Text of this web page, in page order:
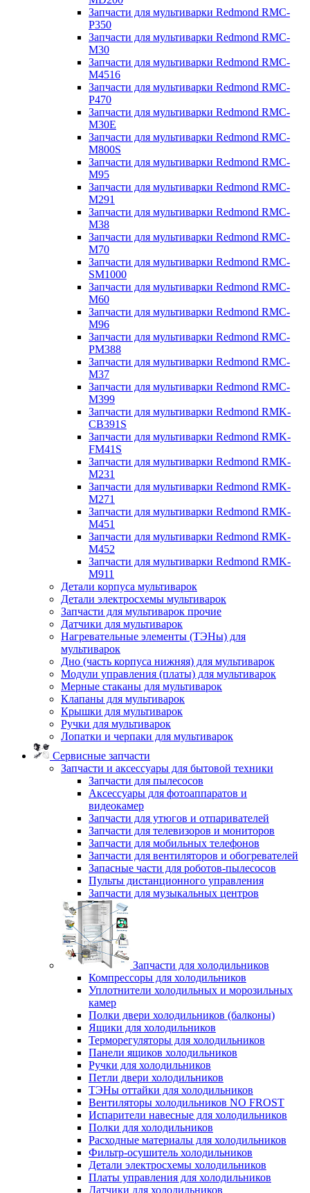
Запчасти для мультиварки Redmond RMC-
P350
Запчасти для мультиварки Redmond RMC-
M30
Запчасти для мультиварки Redmond RMC-
M4516
Запчасти для мультиварки Redmond RMC-
P470
Запчасти для мультиварки Redmond RMC-
M30E
Запчасти для мультиварки Redmond RMC-
M800S
Запчасти для мультиварки Redmond RMC-
M95
Запчасти для мультиварки Redmond RMC-
M291
Запчасти для мультиварки Redmond RMC-
M38
Запчасти для мультиварки Redmond RMC-
M70
Запчасти для мультиварки Redmond RMC-
SM1000
Запчасти для мультиварки Redmond RMC-
M60
Запчасти для мультиварки Redmond RMC-
M96
Запчасти для мультиварки Redmond RMC-
PM388
Запчасти для мультиварки Redmond RMC-
M37
Запчасти для мультиварки Redmond RMC-
M399
Запчасти для мультиварки Redmond RMK-
CB391S
Запчасти для мультиварки Redmond RMK-
FM41S
Запчасти для мультиварки Redmond RMK-
M231
Запчасти для мультиварки Redmond RMK-
M271
Запчасти для мультиварки Redmond RMK-
M451
Запчасти для мультиварки Redmond RMK-
M452
Запчасти для мультиварки Redmond RMK-
M911
Детали корпуса мультиварок
Детали электросхемы мультиварок
Запчасти для мультиварок прочие
Датчики для мультиварок
Нагревательные элементы (ТЭНы) для
мультиварок
Дно (часть корпуса нижняя) для мультиварок
Модули управления (платы) для мультиварок
Мерные стаканы для мультиварок
Клапаны для мультиварок
Крышки для мультиварок
Ручки для мультиварок
Лопатки и черпаки для мультиварок
Сервисные запчасти
Запчасти и аксессуары для бытовой техники
Запчасти для пылесосов
Аксессуары для фотоаппаратов и
видеокамер
Запчасти для утюгов и отпаривателей
Запчасти для телевизоров и мониторов
Запчасти для мобильных телефонов
Запчасти для вентиляторов и обогревателей
Запасные части для роботов-пылесосов
Пульты дистанционного управления
Запчасти для музыкальных центров
Запчасти для холодильников
Компрессоры для холодильников
Уплотнители холодильных и морозильных
камер
Полки двери холодильников (балконы)
Ящики для холодильников
Терморегуляторы для холодильников
Панели ящиков холодильников
Ручки для холодильников
Петли двери холодильников
ТЭНы оттайки для холодильников
Вентиляторы холодильников NO FROST
Испарители навесные для холодильников
Полки для холодильников
Расходные материалы для холодильников
Фильтр-осушитель холодильников
Детали электросхемы холодильников
Платы управления для холодильников
Датчики для холодильников